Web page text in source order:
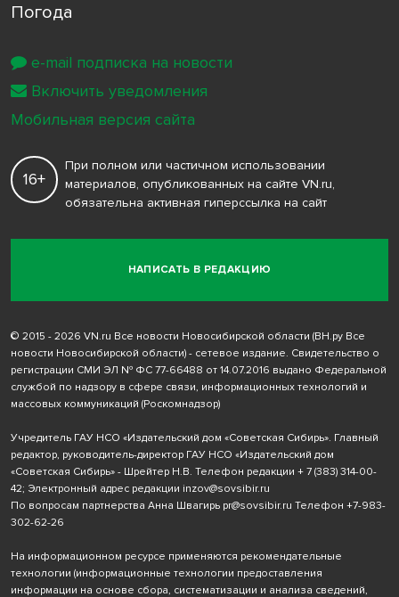
Погода
НАПИСАТЬ В РЕДАКЦИЮ
16+
При полном или частичном использовании
материалов, опубликованных на сайте VN.ru,
обязательна активная гиперссылка на сайт
© 2015 - 2026 VN.ru Все новости Новосибирской области (ВН.ру Все
новости Новосибирской области) - сетевое издание. Свидетельство о
регистрации СМИ ЭЛ № ФС 77-66488 от 14.07.2016 выдано Федеральной
службой по надзору в сфере связи, информационных технологий и
массовых коммуникаций (Роскомнадзор)
Учредитель ГАУ НСО «Издательский дом «Советская Сибирь». Главный
редактор, руководитель-директор ГАУ НСО «Издательский дом
«Советская Сибирь» - Шрейтер Н.В. Телефон редакции + 7 (383) 314-00-
42; Электронный адрес редакции inzov@sovsibir.ru
По вопросам партнерства Анна Швагирь pr@sovsibir.ru Телефон +7-983-
302-62-26
На информационном ресурсе применяются рекомендательные
технологии (информационные технологии предоставления
информации на основе сбора, систематизации и анализа сведений,
e-mail подписка на новости
Включить уведомления
Мобильная версия сайта